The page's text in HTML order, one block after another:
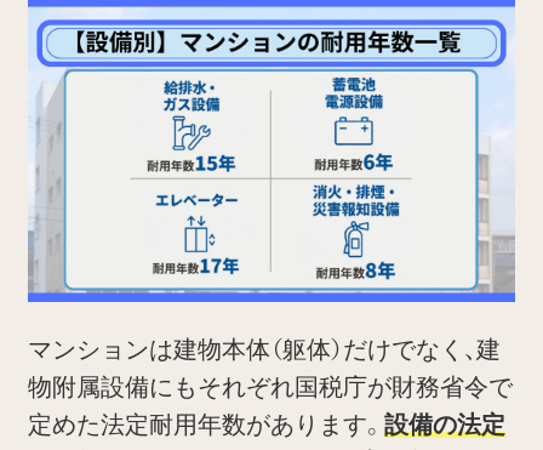
マンションは建物本体（躯体）だけでなく、建
物附属設備にもそれぞれ国税庁が財務省令で
定めた法定耐用年数があります。設備の法定